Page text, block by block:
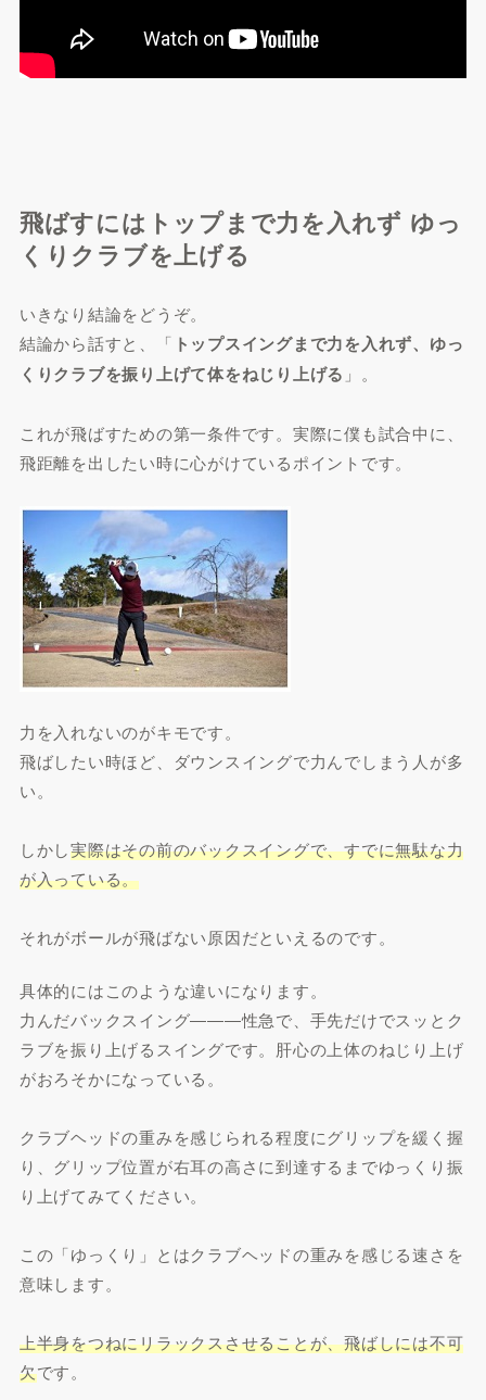
飛ばすにはトップまで力を入れず ゆっ
くりクラブを上げる
いきなり結論をどうぞ。
結論から話すと、「 トップスイングまで力を入れず、ゆっ
くりクラブを振り上げて体をねじり上げる 」。
これが飛ばすための第一条件です。実際に僕も試合中に、
飛距離を出したい時に心がけているポイントです。
力を入れないのがキモです。
飛ばしたい時ほど、ダウンスイングで力んでしまう人が多
い。
しかし実際はその前のバックスイングで、すでに無駄な力
が入っている。
それがボールが飛ばない原因だといえるのです。
具体的にはこのような違いになります。
力んだバックスイング―――性急で、手先だけでスッとク
ラブを振り上げるスイングです。肝心の上体のねじり上げ
がおろそかになっている。
クラブヘッドの重みを感じられる程度にグリップを緩く握
り、グリップ位置が右耳の高さに到達するまでゆっくり振
り上げてみてください。
この「ゆっくり」とはクラブヘッドの重みを感じる速さを
意味します。
上半身をつねにリラックスさせることが、飛ばしには不可
欠です。